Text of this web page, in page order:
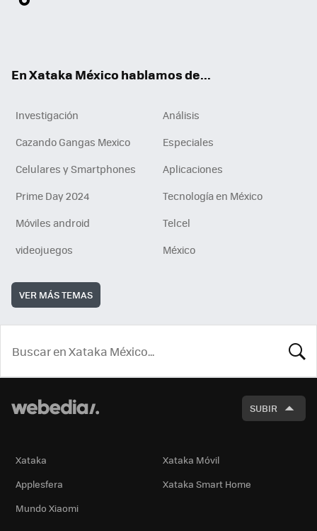
En Xataka México hablamos de...
Investigación
Análisis
Cazando Gangas Mexico
Especiales
Celulares y Smartphones
Aplicaciones
Prime Day 2024
Tecnología en México
Móviles android
Telcel
videojuegos
México
VER MÁS TEMAS
SUBIR
Xataka
Xataka Móvil
Applesfera
Xataka Smart Home
Mundo Xiaomi